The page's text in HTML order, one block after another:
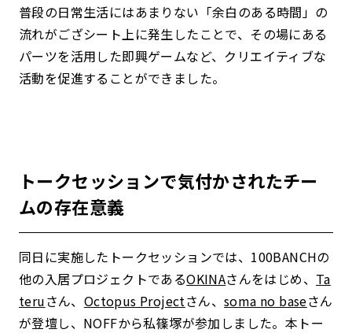
普段の日常生活にはあまりない「余白のある時間」の
流れがござシート上に発生したことで、その場にある
パーツを活用した即興ゲームなど、クリエイティブな
活動を促進することができました。
トークセッションで気付かされたチー
ムの存在意義
同日に実施したトークセッションでは、100BANCHの
他の入居プロジェクトであるOKINAさんをはじめ、 Ta
teruさん、 Octopus Projectさん、soma no baseさん
が登壇し、NOFFから私篠塚が参加しました。 本トー